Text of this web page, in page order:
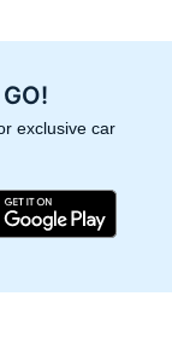
exclusive car